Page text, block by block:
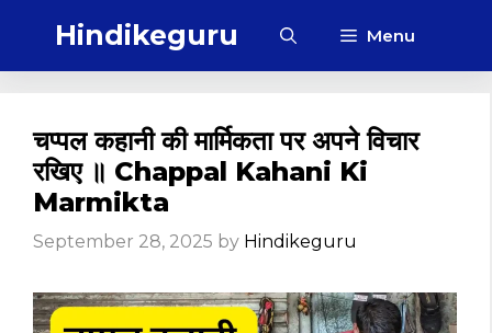
Hindikeguru Menu
चप्पल कहानी की मार्मिकता पर अपने विचार
रखिए ॥ Chappal Kahani Ki
Marmikta
September 28, 2025 by Hindikeguru